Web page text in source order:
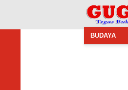
BUDAYA